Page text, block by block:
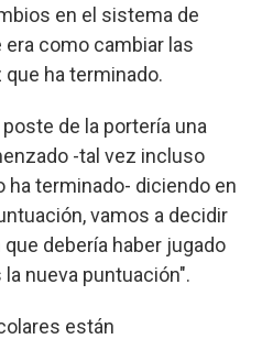
en el sistema de
como cambiar las
ha terminado.
de la portería una
-tal vez incluso
ha terminado- diciendo en
vamos a decidir
debería haber jugado
nueva puntuación".
están